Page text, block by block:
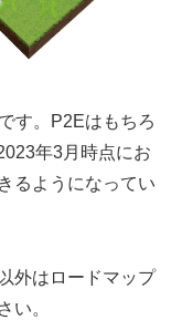
す。P2Eはもちろ
年3月時点にお
るようになってい
外はロードマップ
い。